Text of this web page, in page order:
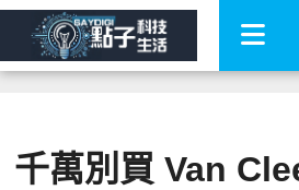
千萬別買 Van